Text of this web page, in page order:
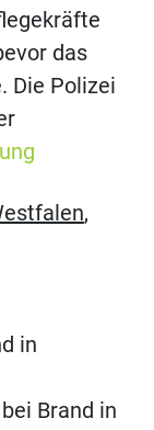
das
Die Polizei
,
in
Brand in